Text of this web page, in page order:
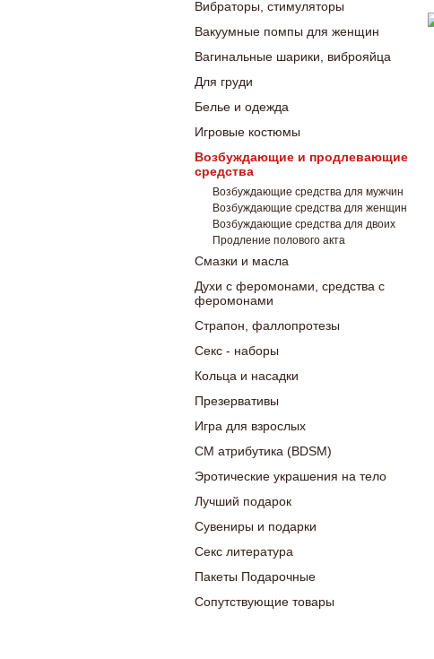
Вибраторы, стимуляторы
Вакуумные помпы для женщин
Вагинальные шарики, виброяйца
Для груди
Белье и одежда
Игровые костюмы
Возбуждающие и продлевающие
средства
Возбуждающие средства для мужчин
Возбуждающие средства для женщин
Возбуждающие средства для двоих
Продление полового акта
Смазки и масла
Духи с феромонами, средства с
феромонами
Страпон, фаллопротезы
Секс - наборы
Кольца и насадки
Презервативы
Игра для взрослых
СМ атрибутика (BDSM)
Эротические украшения на тело
Лучший подарок
Сувениры и подарки
Секс литература
Пакеты Подарочные
Сопутствующие товары